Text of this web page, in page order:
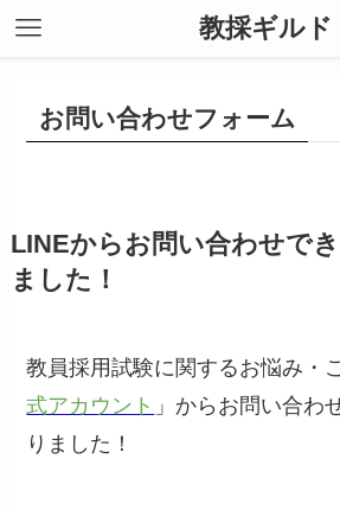
教採ギルド
お問い合わせフォーム
LINEからお問い合わせで
ました！
教員採用試験に関するお悩み・
式アカウント 」からお問い合わ
りました！